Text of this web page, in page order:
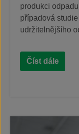
produkci
případová
udržitelnějšího
Číst dále